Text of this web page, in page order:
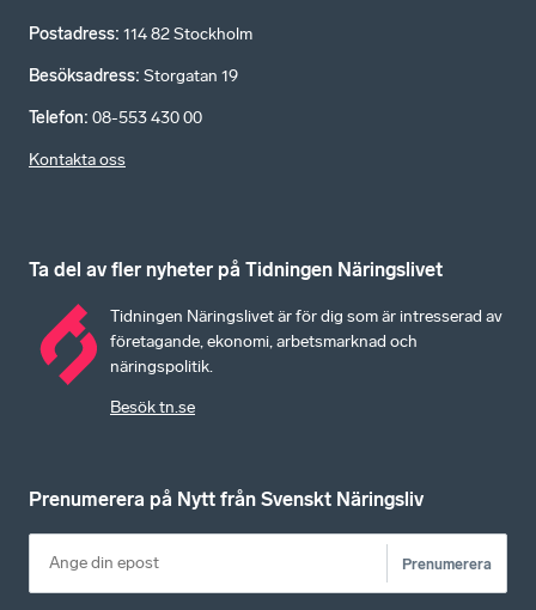
Postadress: 114 82 Stockholm
Besöksadress: Storgatan 19
Telefon: 08-553 430 00
Kontakta oss
Ta del av fler nyheter på Tidningen Näringslivet
Tidningen Näringslivet är för dig som är intresserad av
företagande, ekonomi, arbetsmarknad och
näringspolitik.
Besök tn.se
Prenumerera på Nytt från Svenskt Näringsliv
Prenumerera